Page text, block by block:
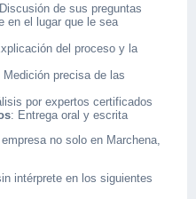
de sus preguntas
en el lugar que le sea
del proceso y la
Medición precisa de las
por expertos certificados
: Entrega oral y escrita
no solo en Marchena,
intérprete en los siguientes